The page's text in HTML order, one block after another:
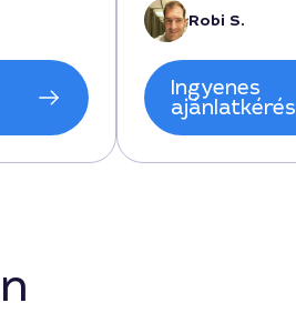
volt, és
Robi S.
Ingyenes
ajánlatkérés